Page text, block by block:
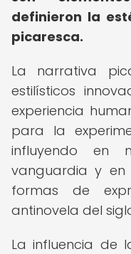
definieron la
picaresca.
La narrativa
estilísticos
experiencia
para la
influyendo en
vanguardia y en
formas de
antinovela del
La influencia de